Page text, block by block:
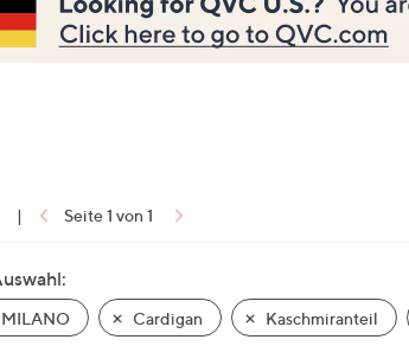
| Seite 1 von 1
Cardigan Kaschmiranteil